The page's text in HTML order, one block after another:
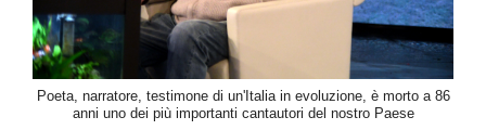
Poeta, narratore, testimone di un'Italia in evoluzione, è morto a 86
anni uno dei più importanti cantautori del nostro Paese